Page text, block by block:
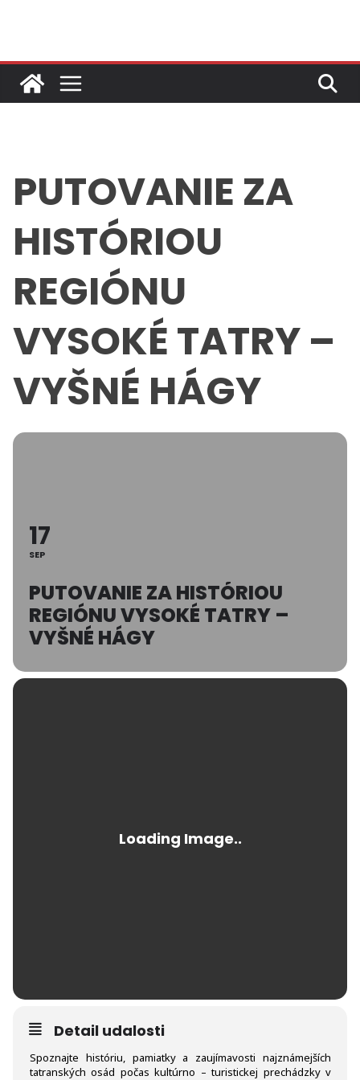
PUTOVANIE ZA
HISTÓRIOU
REGIÓNU
VYSOKÉ TATRY –
VYŠNÉ HÁGY
17
SEP
PUTOVANIE ZA HISTÓRIOU
REGIÓNU VYSOKÉ TATRY –
VYŠNÉ HÁGY
Detail udalosti
Spoznajte históriu, pamiatky a zaujímavosti najznámejších
tatranských osád počas kultúrno – turistickej prechádzky v